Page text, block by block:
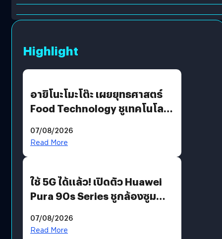
Highlight
อายิโนะโมะโต๊ะ เผยยุทธศาสตร์
Food Technology ชูเทคโนโลยี
บริโภคและ B2B
07/08/2026
Read More
ใช้ 5G ได้แล้ว! เปิดตัว Huawei
Pura 90s Series ชูกล้องซูม
07/08/2026
Read More